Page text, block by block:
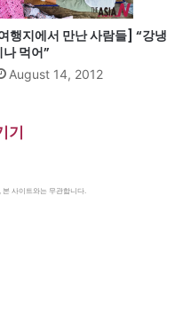
행지에서 만난 사람들] “강냉
나 먹어”
August 14, 2012
기
사이트와는 무관합니다.